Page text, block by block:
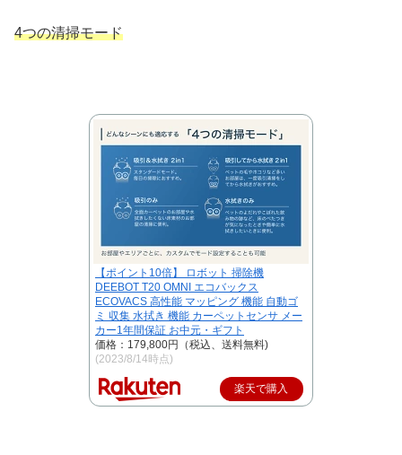
4つの清掃モード
【ポイント10倍】 ロボット 掃除機
DEEBOT T20 OMNI エコバックス
ECOVACS 高性能 マッピング 機能 自動ゴ
ミ 収集 水拭き 機能 カーペットセンサ メー
カー1年間保証 お中元・ギフト
価格：179,800円（税込、送料無料)
(2023/8/14時点)
楽天で購入